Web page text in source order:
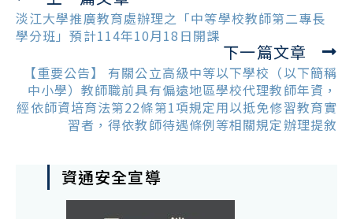
more
articles
淡江大學推廣教育處辦理之「中等學校教師第二專長
學分班」預計114年10月18日開課
下一篇文章
【重要公告】 有關公立高級中等以下學校（以下簡稱
中小學）教師職前具有偏遠地區學校代理教師年資，
經依師資培育法第22條第1項規定用以抵免修習教育實
習者，得依教師待遇條例等相關規定辦理提敘
資通安全宣導